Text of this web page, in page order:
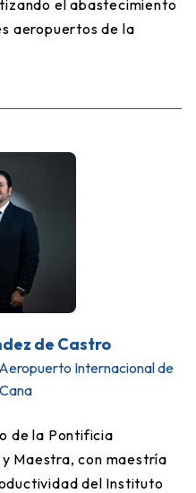
el abastecimiento
aeropuertos de la
de Castro
Internacional de
de la Pontificia
Maestra, con maestría
del Instituto